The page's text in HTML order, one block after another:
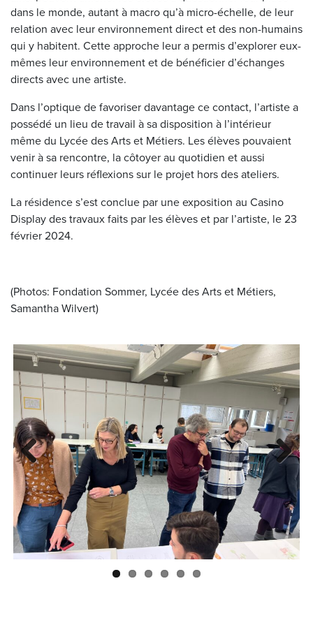
dans le monde, autant à macro qu’à micro-échelle, de leur
relation avec leur environnement direct et des non-humains
qui y habitent. Cette approche leur a permis d’explorer eux-
mêmes leur environnement et de bénéficier d’échanges
directs avec une artiste.
Dans l’optique de favoriser davantage ce contact, l’artiste a
possédé un lieu de travail à sa disposition à l’intérieur
même du Lycée des Arts et Métiers. Les élèves pouvaient
venir à sa rencontre, la côtoyer au quotidien et aussi
continuer leurs réflexions sur le projet hors des ateliers.
La résidence s’est conclue par une exposition au Casino
Display des travaux faits par les élèves et par l’artiste, le 23
février 2024.
(Photos: Fondation Sommer, Lycée des Arts et Métiers,
Samantha Wilvert)
Previous Next